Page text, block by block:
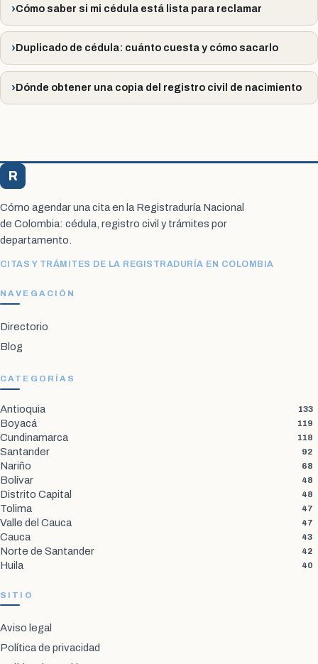
Cómo saber si mi cédula está lista para reclamar
Duplicado de cédula: cuánto cuesta y cómo sacarlo
Dónde obtener una copia del registro civil de nacimiento
R
Cómo agendar una cita en la Registraduría Nacional
de Colombia: cédula, registro civil y trámites por
departamento.
CITAS Y TRÁMITES DE LA REGISTRADURÍA EN COLOMBIA
NAVEGACIÓN
Directorio
Blog
CATEGORÍAS
Antioquia 133
Boyacá 119
Cundinamarca 118
Santander 92
Nariño 68
Bolívar 48
Distrito Capital 48
Tolima 47
Valle del Cauca 47
Cauca 43
Norte de Santander 42
Huila 40
SITIO
Aviso legal
Política de privacidad